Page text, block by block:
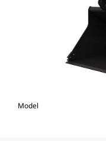
Model